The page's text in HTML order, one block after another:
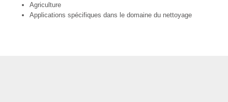
Agriculture
Applications spécifiques dans le domaine du nettoyage